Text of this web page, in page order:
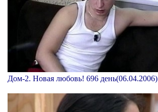
Дом-2. Новая любовь! 696 день(06.04.2006)